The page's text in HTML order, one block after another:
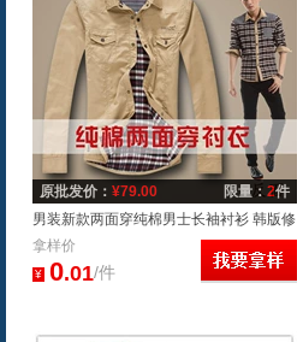
原批发价： ¥79.00 限量：2件
男装新款两面穿纯棉男士长袖衬衫 韩版修
身潮男式衬衣 男厂家批发
拿样价
¥ 0.01/件